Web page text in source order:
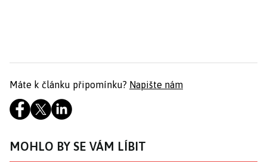
Máte k článku připomínku? Napište nám
MOHLO BY SE VÁM LÍBIT